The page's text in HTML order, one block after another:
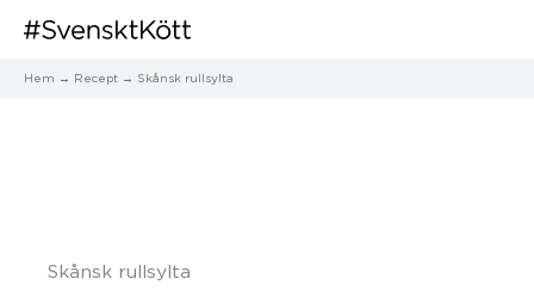
Hem Recept Skånsk rullsylta
Skånsk rullsylta